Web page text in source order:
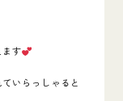
す
いらっしゃると